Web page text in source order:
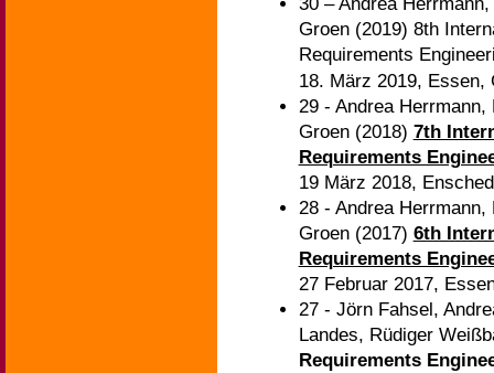
Groen (2019) 8th
Requirements
18. März 2019, Essen,
29 - Andrea
Groen (2018) 7th
Requirements
19 März 2018,
28 - Andrea
Groen (2017) 6th
Requirements
27 Februar 2017,
27 - Jörn Fahsel,
Landes, Rüdiger
Requirements